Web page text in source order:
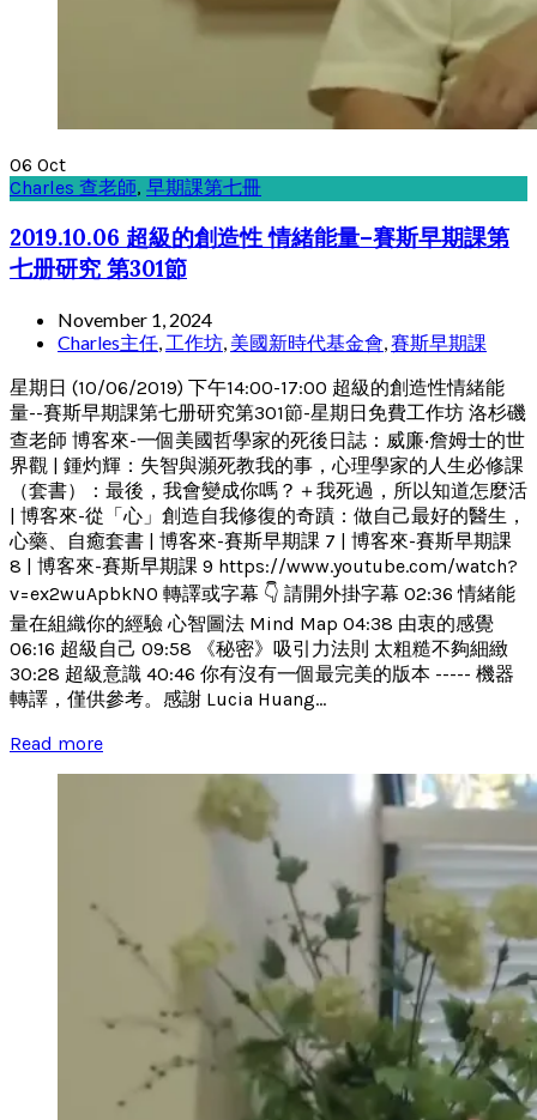
06 Oct
Charles 查老師, 早期課第七冊
2019.10.06 超級的創造性 情緒能量–賽斯早期課第
七册研究 第301節
November 1, 2024
Charles主任, 工作坊, 美國新時代基金會,賽斯早期課
星期日 (10/06/2019) 下午14:00-17:00 超級的創造性情緒能
量--賽斯早期課第七册研究第301節-星期日免費工作坊 洛杉磯
查老師 博客來-一個美國哲學家的死後日誌：威廉‧詹姆士的世
界觀 | 鍾灼輝：失智與瀕死教我的事，心理學家的人生必修課
（套書）：最後，我會變成你嗎？＋我死過，所以知道怎麼活
| 博客來-從「心」創造自我修復的奇蹟：做自己最好的醫生，
心藥、自癒套書 | 博客來-賽斯早期課 7 | 博客來-賽斯早期課
8 | 博客來-賽斯早期課 9 https://www.youtube.com/watch?
v=ex2wuApbkN0 轉譯或字幕 👇 請開外掛字幕 02:36 情緒能
量在組織你的經驗 心智圖法 Mind Map 04:38 由衷的感覺
06:16 超級自己 09:58 《秘密》吸引力法則 太粗糙不夠細緻
30:28 超級意識 40:46 你有沒有一個最完美的版本 ----- 機器
轉譯，僅供參考。感謝 Lucia Huang...
Read more